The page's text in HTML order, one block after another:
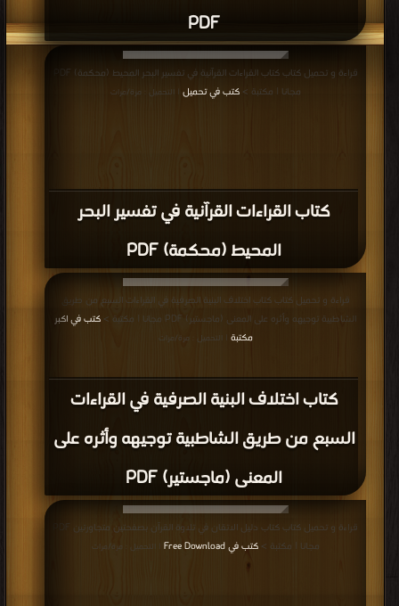
PDF
كتاب القراءات القرآنية في تفسير البحر
المحيط (محكمة) PDF
قراءة و تحميل كتاب كتاب القراءات القرآنية في تفسير البحر المحيط (محكمة) PDF
مجانا | مكتبة >كتب في تحميل | التحميل : مرة/مرات
كتاب اختلاف البنية الصرفية في القراءات
السبع من طريق الشاطبية توجيهه وأثره على
المعنى (ماجستير) PDF
قراءة و تحميل كتاب كتاب اختلاف البنية الصرفية في القراءات السبع من طريق
الشاطبية توجيهه وأثره على المعنى (ماجستير) PDF مجانا | مكتبة >
كتب في اكبر
مكتبة
| التحميل : مرة/مرات
مجانا | مكتبة >كتب في Free Download | التحميل : مرة/مرات